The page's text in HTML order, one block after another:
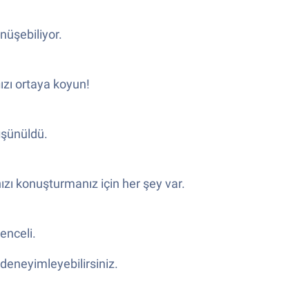
ortaya koyun!
konuşturmanız için her şey var.
deneyimleyebilirsiniz.